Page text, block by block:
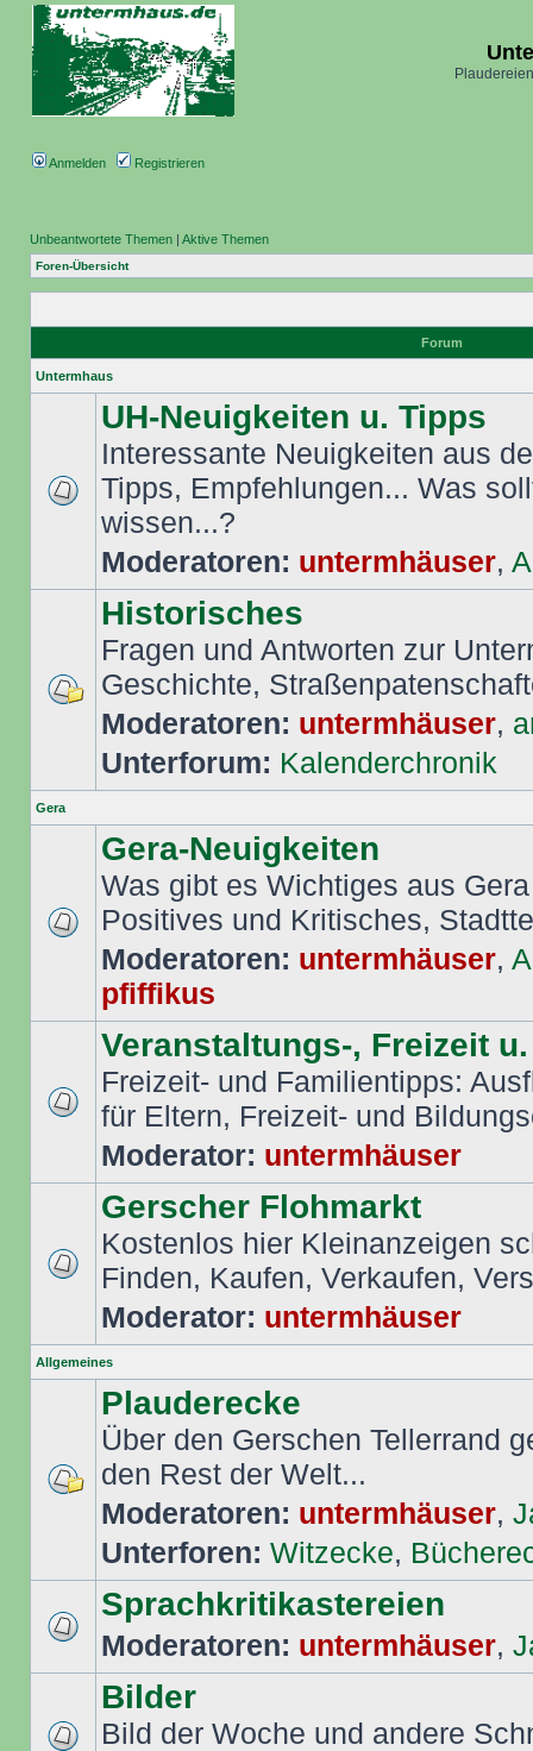
Anmelden Registrieren
Unbeantwortete Themen | Aktive Themen
Foren-Übersicht
Forum
Untermhaus
UH-Neuigkeiten u. Tipps
Interessante Neuigkeiten aus
Tipps, Empfehlungen... Was
wissen...?
Moderatoren: untermhäuser,
Historisches
Fragen und Antworten zur
Geschichte,
Moderatoren: untermhäuser,
Unterforum: Kalenderchronik
Gera
Gera-Neuigkeiten
Was gibt es Wichtiges aus
Positives und Kritisches,
Moderatoren: untermhäuser,
pfiffikus
Veranstaltungs-, Freizeit
Freizeit- und Familientipps:
für Eltern, Freizeit- und
Moderator: untermhäuser
Gerscher Flohmarkt
Kostenlos hier Kleinanzeigen
Finden, Kaufen, Verkaufen,
Moderator: untermhäuser
Allgemeines
Plauderecke
Über den Gerschen Tellerrand
den Rest der Welt...
Moderatoren: untermhäuser,
Unterforen: Witzecke,
Sprachkritikastereien
Moderatoren: untermhäuser,
Bilder
Bild der Woche und andere